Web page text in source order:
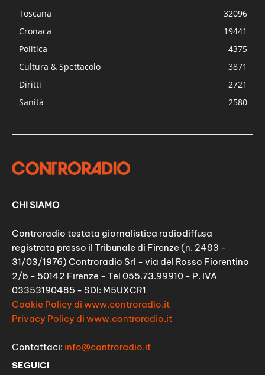
Toscana
32096
Cronaca
19441
Politica
4375
Cultura & Spettacolo
3871
Diritti
2721
Sanità
2580
CHI SIAMO
Controradio testata giornalistica radiodiffusa
registrata presso il Tribunale di Firenze (n. 2483 -
31/03/1976) Controradio Srl - via del Rosso Fiorentino
2/b - 50142 Firenze - Tel 055.73.99910 - P. IVA
03353190485 - SDI: M5UXCR1
Cookie Policy di www.controradio.it
Privacy Policy di www.controradio.it
Contattaci: info@controradio.it
SEGUICI